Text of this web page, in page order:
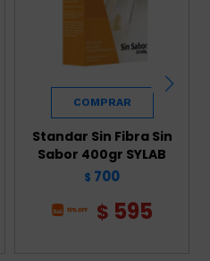
Standar Sin Fibra Sin
Sabor 400gr SYLAB
$ 700
$ 595